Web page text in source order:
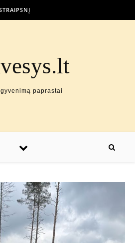
paprastai